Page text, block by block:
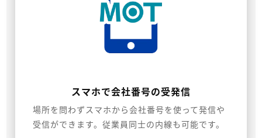
スマホで会社番号の受発信
場所を問わずスマホから会社番号を使って発信や
受信ができます。従業員同士の内線も可能です。